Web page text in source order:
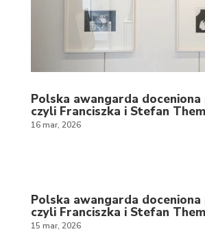
Polska awangarda doceniona
czyli Franciszka i Stefan
16 mar, 2026
Polska awangarda doceniona
czyli Franciszka i Stefan
15 mar, 2026